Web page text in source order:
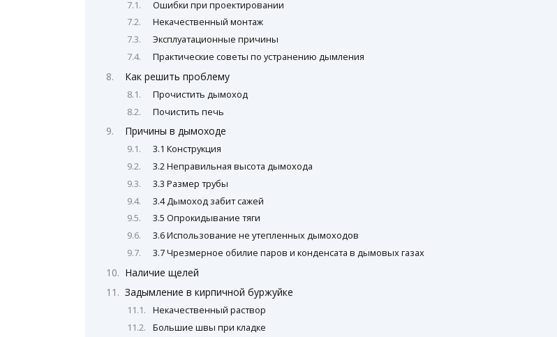
Ошибки при проектировании
Некачественный монтаж
Эксплуатационные причины
Практические советы по устранению дымления
Как решить проблему
Прочистить дымоход
Почистить печь
Причины в дымоходе
3.1 Конструкция
3.2 Неправильная высота дымохода
3.3 Размер трубы
3.4 Дымоход забит сажей
3.5 Опрокидывание тяги
3.6 Использование не утепленных дымоходов
3.7 Чрезмерное обилие паров и конденсата в дымовых газах
Наличие щелей
Задымление в кирпичной буржуйке
Некачественный раствор
Большие швы при кладке